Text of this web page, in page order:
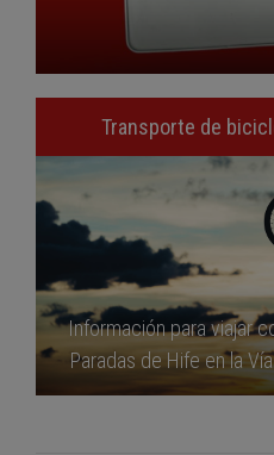
Transporte de
Información para viajar
Paradas de Hife en la